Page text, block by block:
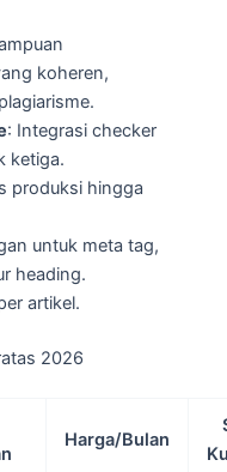
koheren,
: Integrasi checker
ketiga.
produksi hingga
untuk meta tag,
heading.
artikel.
2026
Harga/Bulan